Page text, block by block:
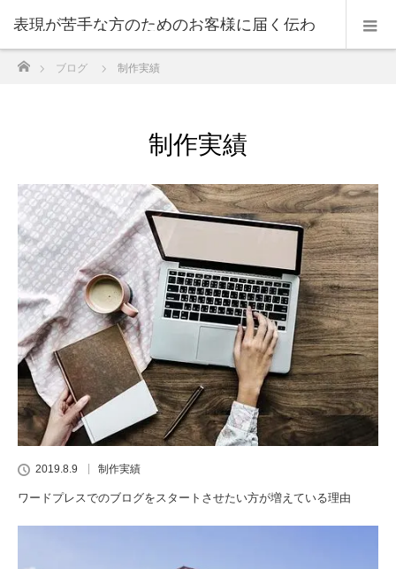
表現が苦手な方のためのお客様に届く伝わ
る表現のコツ
ブログ 制作実績
制作実績
2019.8.9 制作実績
ワードプレスでのブログをスタートさせたい方が増えている理由